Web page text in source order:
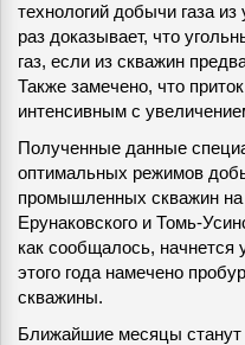
технологий добычи газа
раз доказывает, что
газ, если из скважин
Также замечено, что
интенсивным с
Полученные данные
оптимальных режимов
промышленных скважин
Ерунаковского и Томь-
как сообщалось,
этого года намечено
скважины.
Ближайшие месяцы станут